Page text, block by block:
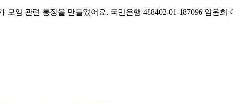
임 관련 통장을 만들었어요. 국민은행 488402-01-187096 임윤